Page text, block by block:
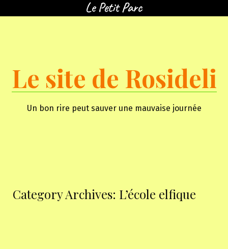
Le site de Rosideli
Un bon rire peut sauver une mauvaise journée
Category Archives: L’école elfique